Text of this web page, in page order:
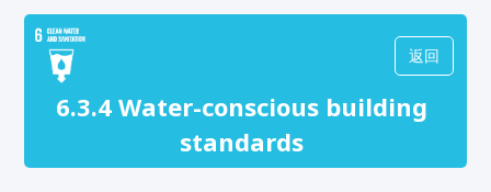
6.3.4 Water-conscious building
standards
返回